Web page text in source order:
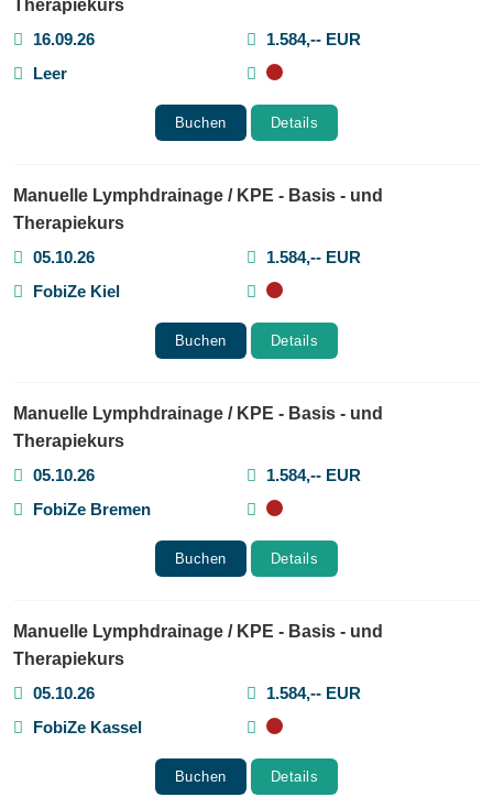
Therapiekurs
16.09.26
1.584,-- EUR
Leer
Buchen Details
Manuelle Lymphdrainage / KPE - Basis - und
Therapiekurs
05.10.26
1.584,-- EUR
FobiZe Kiel
Buchen Details
Manuelle Lymphdrainage / KPE - Basis - und
Therapiekurs
05.10.26
1.584,-- EUR
FobiZe Bremen
Buchen Details
Manuelle Lymphdrainage / KPE - Basis - und
Therapiekurs
05.10.26
1.584,-- EUR
FobiZe Kassel
Buchen Details